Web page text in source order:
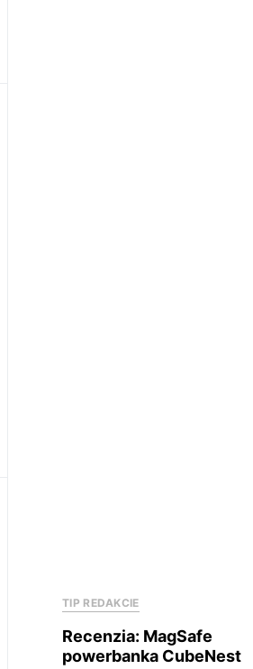
TIP REDAKCIE
Recenzia: MagSafe
powerbanka CubeNest